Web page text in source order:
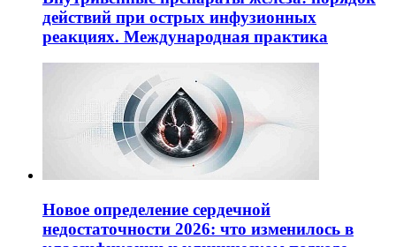
действий при острых инфузионных
реакциях. Международная практика
Новое определение сердечной
недостаточности 2026: что изменилось в